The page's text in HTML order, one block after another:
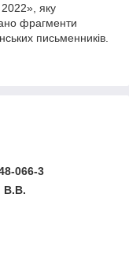
2022», яку
фрагменти
письменників.
066-3
В.В.